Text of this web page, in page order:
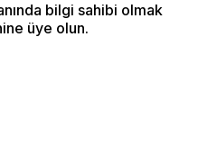
bilgi sahibi olmak
üye olun.